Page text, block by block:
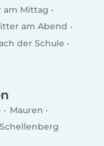
am Mittag
am Abend
der Schule
Mauren
Schellenberg